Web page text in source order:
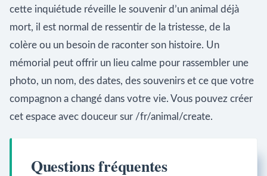
cette inquiétude réveille le souvenir d’un animal déjà
mort, il est normal de ressentir de la tristesse, de la
colère ou un besoin de raconter son histoire. Un
mémorial peut offrir un lieu calme pour rassembler une
photo, un nom, des dates, des souvenirs et ce que votre
compagnon a changé dans votre vie. Vous pouvez créer
cet espace avec douceur sur /fr/animal/create.
Questions fréquentes